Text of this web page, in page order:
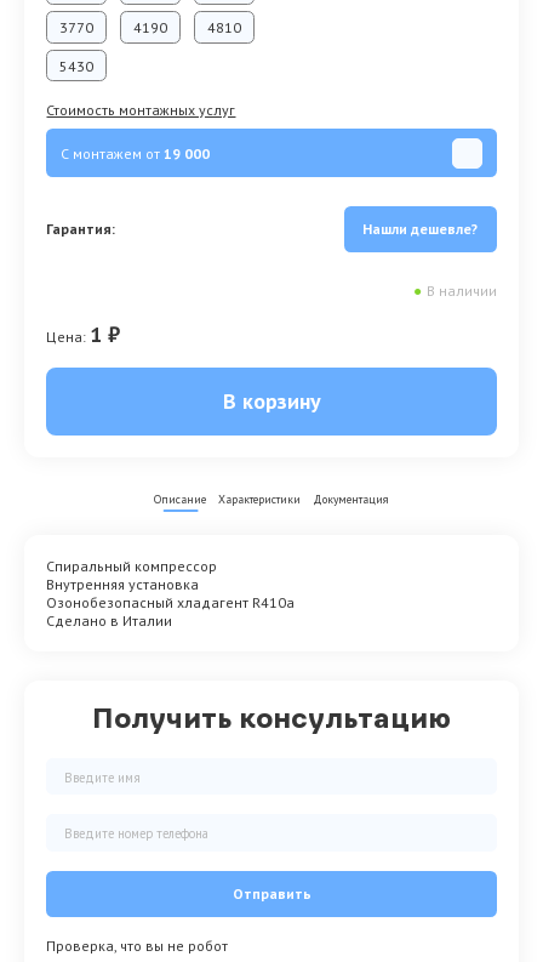
3770 4190 4810
5430
Стоимость монтажных услуг
С монтажем от19 000
Гарантия: Нашли дешевле?
● В наличии
Цена: 1 ₽
В корзину
Получить консультацию
Отправить
Проверка, что вы не робот
Описание Характеристики Документация
Спиральный компрессор
Внутренняя установка
Озонобезопасный хладагент R410a
Сделано в Италии